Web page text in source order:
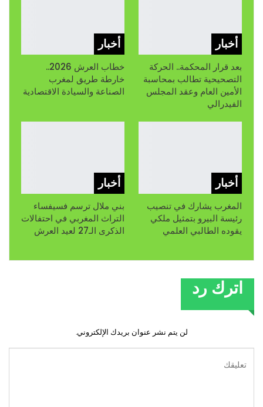
أخبار
بعد قرار المحكمة.. الحركة
التصحيحية تطالب بمحاسبة
الأمين العام وعقد المجلس
الفيدرالي
أخبار
خطاب العرش 2026..
خارطة طريق لمغرب
الصناعة والسيادة الاقتصادية
أخبار
المغرب يشارك في تنصيب
رئيسة البيرو بتمثيل ملكي
يقوده الطالبي العلمي
أخبار
بني ملال ترسم فسيفساء
التراث المغربي في احتفالات
الذكرى الـ27 لعيد العرش
اترك رد
لن يتم نشر عنوان بريدك الإلكتروني.